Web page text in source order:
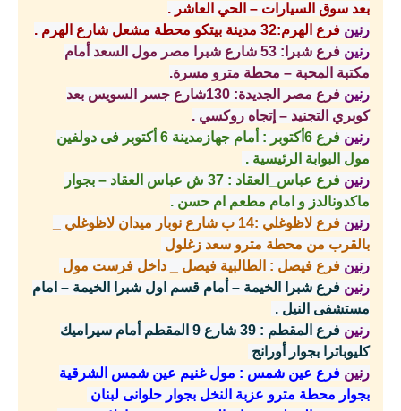
بعد سوق السيارات – الحي العاشر .
رنين فرع الهرم:32 مدينة بيتكو محطة مشعل شارع الهرم .
رنين
فرع شبرا: 53 شارع شبرا مصر مول السعد أمام
مكتبة المحبة – محطة مترو مسرة.
رنين
فرع مصر الجديدة: 130شارع جسر السويس بعد
كوبري التجنيد – إتجاه روكسي .
رنين
فرع 6أكتوبر : أمام جهازمدينة 6 أكتوبر فى دولفين
مول البوابة الرئيسية .
رنين
فرع عباس_العقاد : 37 ش عباس العقاد – بجوار
ماكدونالدز و امام مطعم ام حسن .
رنين
فرع لاظوغلي :14 ب شارع نوبار ميدان لاظوغلي _
بالقرب من محطة مترو سعد زغلول
رنين فرع فيصل : الطالبية فيصل _ داخل فرست مول
رنين فرع شبرا الخيمة – أمام قسم اول شبرا الخيمة – امام
مستشفى النيل .
رنين
فرع المقطم : 39 شارع 9 المقطم أمام سيراميك
كليوباترا بجوار أورانج
رنين فرع عين شمس : مول غنيم عين شمس الشرقية
بجوار محطة مترو عزبة النخل بجوار حلوانى لبنان